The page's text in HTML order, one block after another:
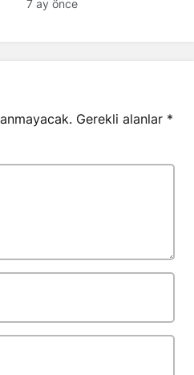
7 ay önce
Gerekli alanlar *